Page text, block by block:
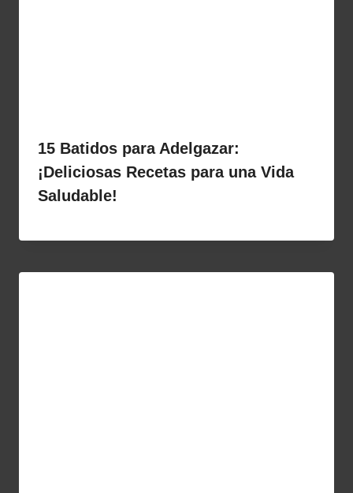
15 Batidos para Adelgazar:
¡Deliciosas Recetas para una Vida
Saludable!